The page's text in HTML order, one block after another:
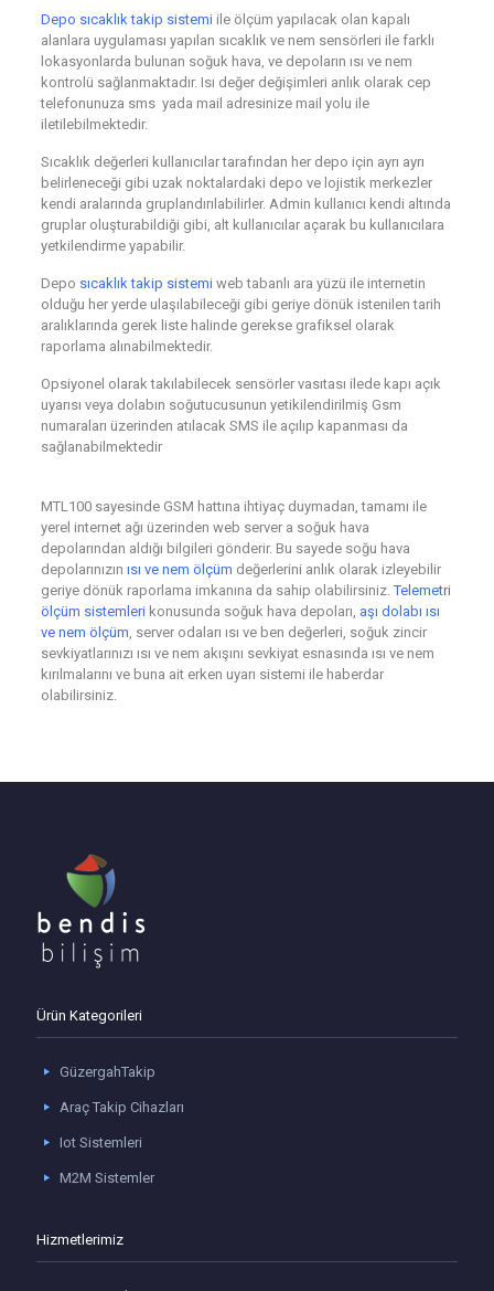
Depo sıcaklık takip sistemiile ölçüm yapılacak olan kapalı
alanlara uygulaması yapılan sıcaklık ve nem sensörleri ile farklı
lokasyonlarda bulunan soğuk hava, ve depoların ısı ve nem
kontrolü sağlanmaktadır. Isı değer değişimleri anlık olarak cep
telefonunuza sms yada mail adresinize mail yolu ile
iletilebilmektedir.
Sıcaklık değerleri kullanıcılar tarafından her depo için ayrı ayrı
belirleneceği gibi uzak noktalardaki depo ve lojistik merkezler
kendi aralarında gruplandırılabilirler. Admin kullanıcı kendi altında
gruplar oluşturabildiği gibi, alt kullanıcılar açarak bu kullanıcılara
yetkilendirme yapabilir.
Depo sıcaklık takip sistemiweb tabanlı ara yüzü ile internetin
olduğu her yerde ulaşılabileceği gibi geriye dönük istenilen tarih
aralıklarında gerek liste halinde gerekse grafiksel olarak
raporlama alınabilmektedir.
Opsiyonel olarak takılabilecek sensörler vasıtası ilede kapı açık
uyarısı veya dolabın soğutucusunun yetikilendirilmiş Gsm
numaraları üzerinden atılacak SMS ile açılıp kapanması da
sağlanabilmektedir
MTL100 sayesinde GSM hattına ihtiyaç duymadan, tamamı ile
yerel internet ağı üzerinden web server a soğuk hava
depolarından aldığı bilgileri gönderir. Bu sayede soğu hava
depolarınızın ısı ve nem ölçüm değerlerini anlık olarak izleyebilir
geriye dönük raporlama imkanına da sahip olabilirsiniz.Telemetri
ölçüm sistemlerikonusunda soğuk hava depoları, aşı dolabı ısı
ve nem ölçüm, server odaları ısı ve ben değerleri, soğuk zincir
sevkiyatlarınızı ısı ve nem akışını sevkiyat esnasında ısı ve nem
kırılmalarını ve buna ait erken uyarı sistemi ile haberdar
olabilirsiniz.
Ürün Kategorileri
GüzergahTakip
Araç Takip Cihazları
Iot Sistemleri
M2M Sistemler
Hizmetlerimiz